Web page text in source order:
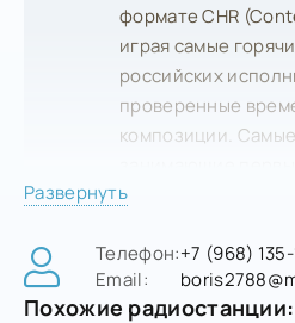
формате CHR
играя самые
российских
проверенные
композиции.
музыкальных
поп-рока и R&B.
Развернуть
Телефон:+7 (968)
Email:
Похожие радиостанции: